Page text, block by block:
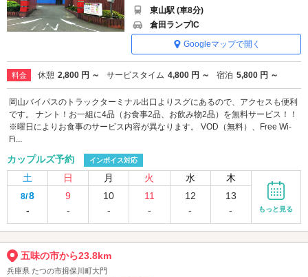
東山駅 (車8分)
倉田ランプIC
Googleマップで開く
料金 休憩 2,800 円 ～ サービスタイム 4,800 円 ～ 宿泊 5,800 円 ～
岡山バイパスのトラックターミナル出口よりスグにあるので、アクセスも便利
です。 ナント！お一組に4品（お食事2品、お飲み物2品）を無料サービス！！
※曜日によりお食事のサービス内容が異なります。 VOD（無料）、Free Wi-
Fi...
カップルズ予約 インボイス対応
土 日 月 火 水 木
8/8
-
9
-
10
-
11
-
12
-
13
-
もっと見る
五味の市から23.8km
兵庫県 たつの市揖保川町大門